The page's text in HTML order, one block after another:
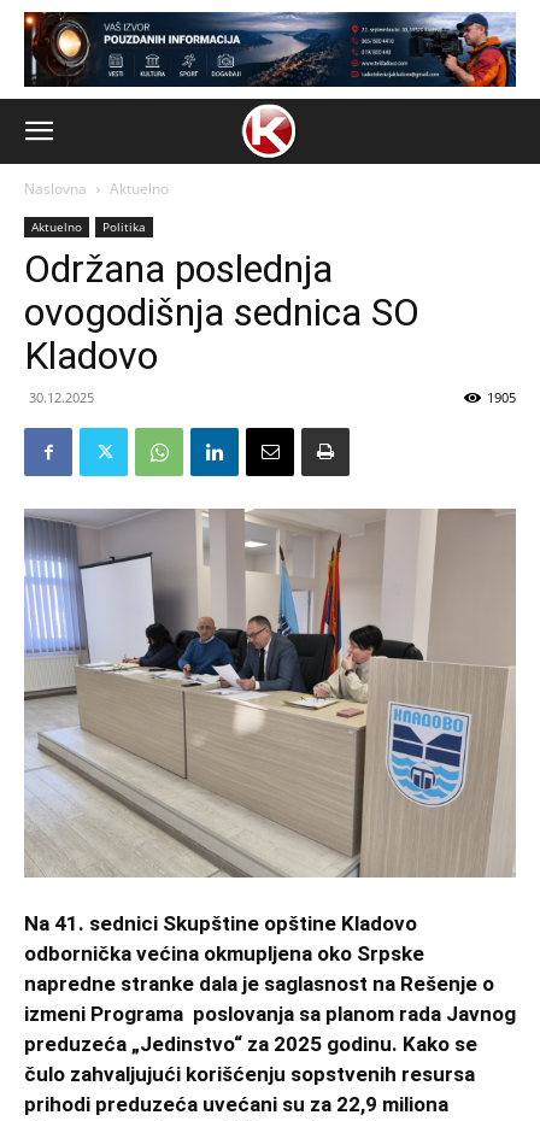
Naslovna Aktuelno
Aktuelno Politika
Održana poslednja
ovogodišnja sednica SO
Kladovo
30.12.2025 1905
Na 41. sednici Skupštine opštine Kladovo
odbornička većina okmupljena oko Srpske
napredne stranke dala je saglasnost na Rešenje o
izmeni Programa poslovanja sa planom rada Javnog
preduzeća „Jedinstvo“ za 2025 godinu. Kako se
čulo zahvaljujući korišćenju sopstvenih resursa
prihodi preduzeća uvećani su za 22,9 miliona